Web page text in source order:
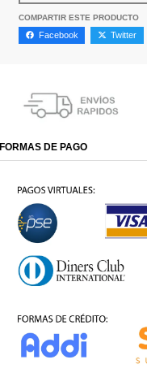
COMPARTIR ESTE PRODUCTO
Facebook Twitter
FORMAS DE PAGO